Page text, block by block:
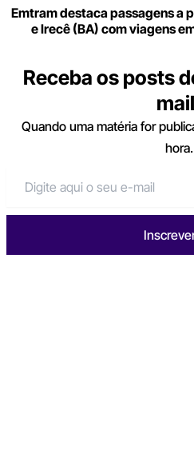
Emtram destaca passagens a
e Irecê (BA) com viagens
Receba os posts
Quando uma matéria for
hora.